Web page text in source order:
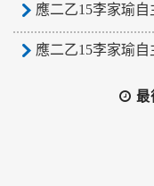
應二乙15李家瑜自
應二乙15李家瑜自
最